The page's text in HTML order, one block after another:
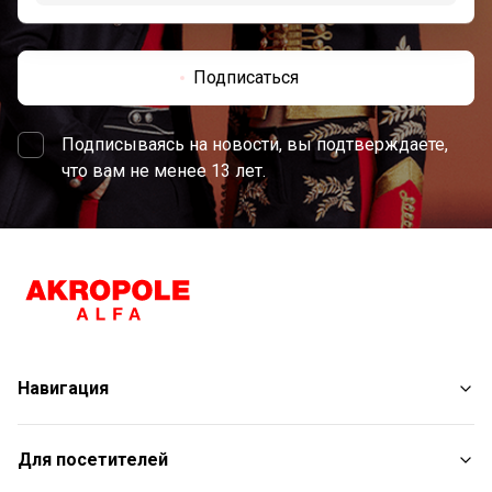
Подписаться
Подписываясь на новости, вы подтверждаете,
что вам не менее 13 лет.
Навигация
Услуги
Для посетителей